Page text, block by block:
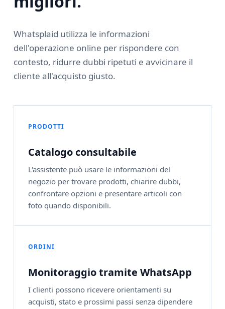
Whatsplaid utilizza le informazioni
dell'operazione online per rispondere con
contesto, ridurre dubbi ripetuti e avvicinare il
cliente all'acquisto giusto.
PRODOTTI
Catalogo consultabile
L'assistente può usare le informazioni del
negozio per trovare prodotti, chiarire dubbi,
confrontare opzioni e presentare articoli con
foto quando disponibili.
ORDINI
Monitoraggio tramite WhatsApp
I clienti possono ricevere orientamenti su
acquisti, stato e prossimi passi senza dipendere